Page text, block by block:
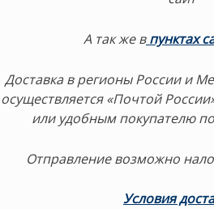
А так же в пунктах
Доставка в регионы России и
осуществляется «Почтой
или удобным покупателю
Отправление возможно
Условия